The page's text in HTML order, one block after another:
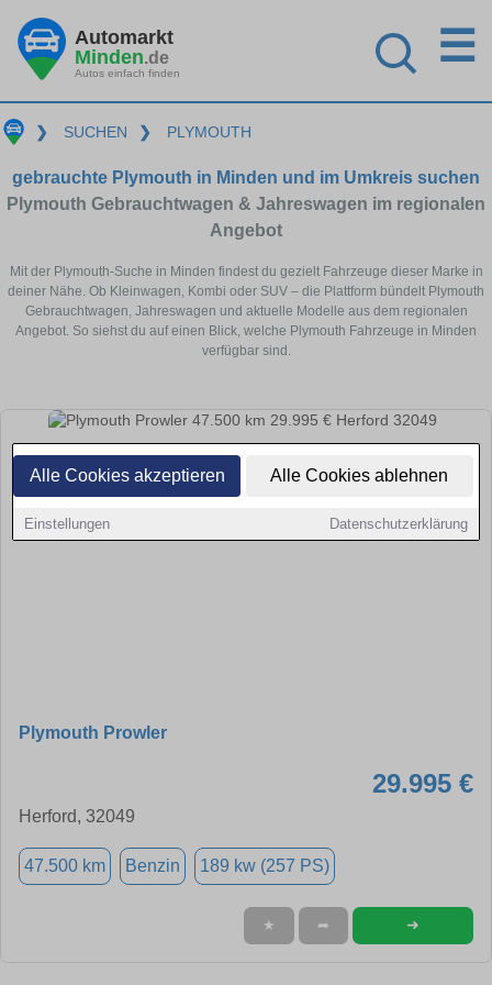
Alle Cookies akzeptieren Alle Cookies ablehnen
Einstellungen Datenschutzerklärung
Automarkt
Minden.de
Autos einfach finden
☰
❯ SUCHEN ❯ PLYMOUTH
gebrauchte Plymouth in Minden und im Umkreis suchen
Plymouth Gebrauchtwagen & Jahreswagen im regionalen
Angebot
Mit der Plymouth-Suche in Minden findest du gezielt Fahrzeuge dieser Marke in
deiner Nähe. Ob Kleinwagen, Kombi oder SUV – die Plattform bündelt Plymouth
Gebrauchtwagen, Jahreswagen und aktuelle Modelle aus dem regionalen
Angebot. So siehst du auf einen Blick, welche Plymouth Fahrzeuge in Minden
verfügbar sind.
Plymouth Prowler
29.995 €
Herford, 32049
47.500 km Benzin 189 kw (257 PS)
★ ➦ ➜